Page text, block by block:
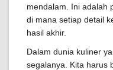
mendalam. Ini adalah
di mana setiap detail
hasil akhir.
Dalam dunia kuliner
segalanya. Kita harus